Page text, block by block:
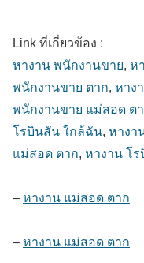
Link ที่เกี่ยวข้อง :
หางาน พนักงานขาย, ห
พนักงานขาย ตาก, หาง
พนักงานขาย แม่สอด ต
โรบินสัน ใกล้ฉัน, หางา
แม่สอด ตาก, หางาน โ
– หางาน แม่สอด ตาก
– หางาน แม่สอด ตาก